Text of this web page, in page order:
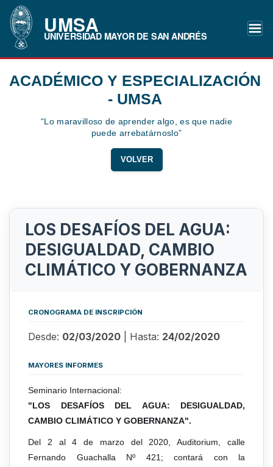
UMSA
UNIVERSIDAD MAYOR DE SAN ANDRÉS
ACADÉMICO Y ESPECIALIZACIÓN
- UMSA
“Lo maravilloso de aprender algo, es que nadie
puede arrebatárnoslo”
VOLVER
LOS DESAFÍOS DEL AGUA:
DESIGUALDAD, CAMBIO
CLIMÁTICO Y GOBERNANZA
CRONOGRAMA DE INSCRIPCIÓN
Desde: 02/03/2020 | Hasta: 24/02/2020
MAYORES INFORMES
Seminario Internacional:
"LOS DESAFÍOS DEL AGUA: DESIGUALDAD,
CAMBIO CLIMÁTICO Y GOBERNANZA".
Del 2 al 4 de marzo del 2020, Auditorium, calle
Fernando Guachalla Nº 421; contará con la